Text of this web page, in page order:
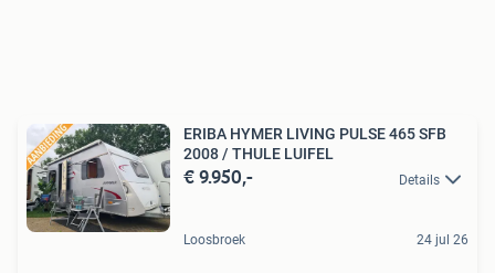
ERIBA HYMER LIVING PULSE 465 SFB
2008 / THULE LUIFEL
€ 9.950,- Details
Loosbroek 24 jul 26